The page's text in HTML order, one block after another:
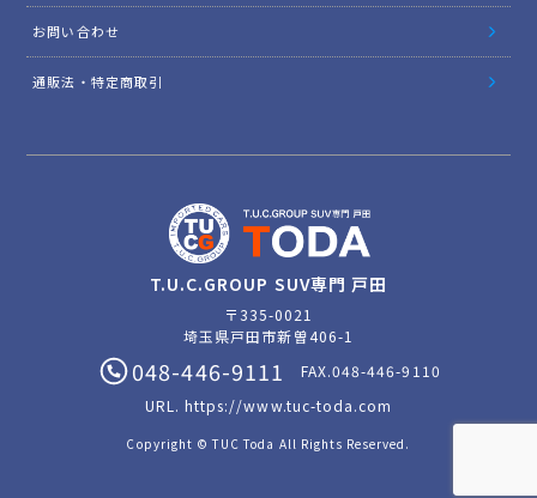
お問い合わせ
通販法・特定商取引
T.U.C.GROUP SUV専門 戸田
〒335-0021
埼玉県戸田市新曽406-1
048-446-9111
FAX.048-446-9110
URL.https://www.tuc-toda.com
Copyright © TUC Toda All Rights Reserved.